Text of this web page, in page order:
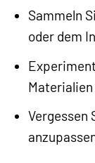
Sammeln
oder dem
Vergessen